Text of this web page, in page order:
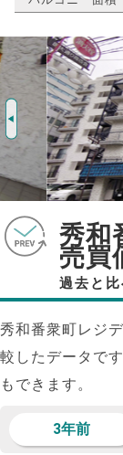
秀和
売買
過去と比
秀和番衆町レジ
較したデータで
もできます。
3年前